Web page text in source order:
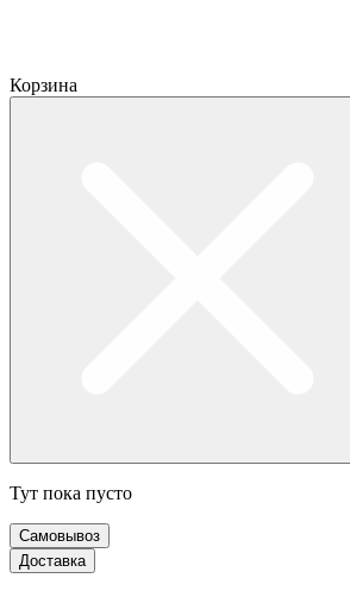
Корзина
Тут пока пусто
Самовывоз
Доставка